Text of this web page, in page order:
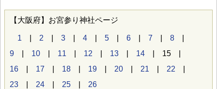
【大阪府】お宮参り神社ページ
1 2 3 4 5 6 7 8
9
10 11 12 13 14 | 15 |
16
17 18 19 20 21 22
23
24 25 26